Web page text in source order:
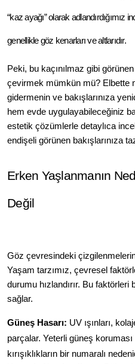
“kaz ayağı” olarak adlandırdığımız
genellikle göz kenarları ve altlarıdır.
Peki, bu kaçınılmaz gibi
çevirmek mümkün mü? Elbette
gidermenin ve bakışlarınıza
hem evde uygulayabileceğiniz
estetik çözümlerle detaylıca
endişeli görünen bakışlarınıza
Erken Yaşlanmanın
Değil
Göz çevresindeki
Yaşam tarzımız, çevresel
durumu hızlandırır. Bu faktörleri
sağlar.
Güneş Hasarı: UV ışınları,
parçalar. Yeterli güneş
kırışıklıkların bir numaralı